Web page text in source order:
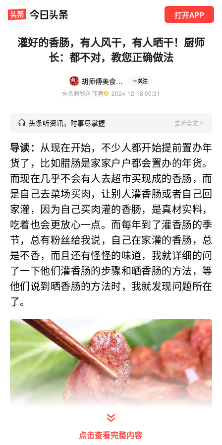
打开APP
灌好的香肠，有人风干，有人晒干！厨师
长：都不对，教您正确做法
胡师傅美食菜谱 关注
头条新锐创作者
  2024-12-18 05:31
头条听资讯，时事尽掌握 去听全文
导读： 从现在开始，不少人都开始提前置办年
货了，比如腊肠是家家户户都会置办的年货。
而现在几乎不会有人去超市买现成的香肠，而
是自己去菜场买肉，让别人灌香肠或者自己回
家灌，因为自己买肉灌的香肠，是真材实料，
吃着也会更放心一点。而每年到了灌香肠的季
节，总有粉丝给我说，自己在家灌的香肠，总
是不香，而且还有怪怪的味道，我就详细的问
了一下他们灌香肠的步骤和晒香肠的方法，等
他们说到晒香肠的方法时，我就发现问题所在
了。
点击查看完整内容